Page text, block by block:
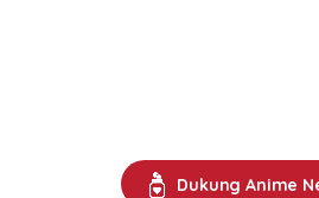
Dukung Anime